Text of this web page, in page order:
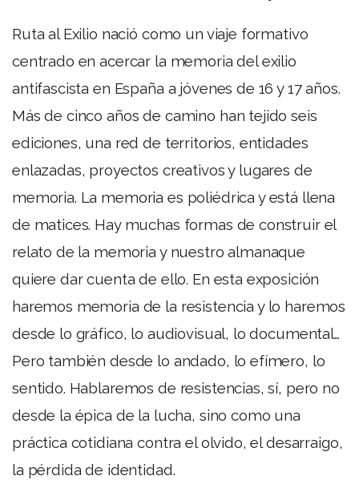
Ruta al Exilio nació como un viaje formativo
centrado en acercar la memoria del exilio
antifascista en España a jóvenes de 16 y 17 años.
Más de cinco años de camino han tejido seis
ediciones, una red de territorios, entidades
enlazadas, proyectos creativos y lugares de
memoria. La memoria es poliédrica y está llena
de matices. Hay muchas formas de construir el
relato de la memoria y nuestro almanaque
quiere dar cuenta de ello. En esta exposición
haremos memoria de la resistencia y lo haremos
desde lo gráfico, lo audiovisual, lo documental…
Pero también desde lo andado, lo efímero, lo
sentido. Hablaremos de resistencias, sí, pero no
desde la épica de la lucha, sino como una
práctica cotidiana contra el olvido, el desarraigo,
la pérdida de identidad.